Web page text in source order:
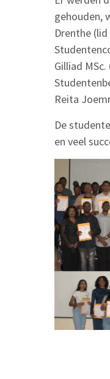
gehouden,
Drenthe
Gilliad
Reita
De
en veel